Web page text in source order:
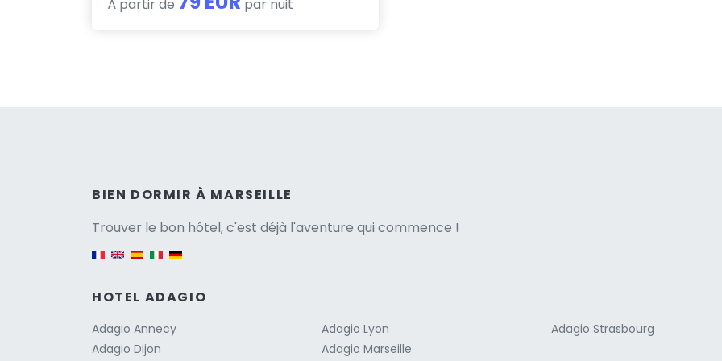
À partir de par nuit
BIEN DORMIR À MARSEILLE
Trouver le bon hôtel, c'est déjà l'aventure qui commence !
Versione
HOTEL ADAGIO
Adagio Annecy
Adagio Dijon
Adagio Lyon
Adagio Marseille
Adagio Strasbourg